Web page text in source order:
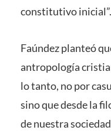
constitutivo inicial”.
Faúndez planteó
antropología
lo tanto, no por
sino que desde la
de nuestra